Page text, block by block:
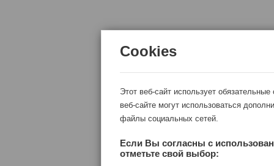
Cookies
Этот веб-сайт использует
веб-сайте могут использоваться
файлы социальных сетей.
Если Вы согласны с
отметьте свой выбор: